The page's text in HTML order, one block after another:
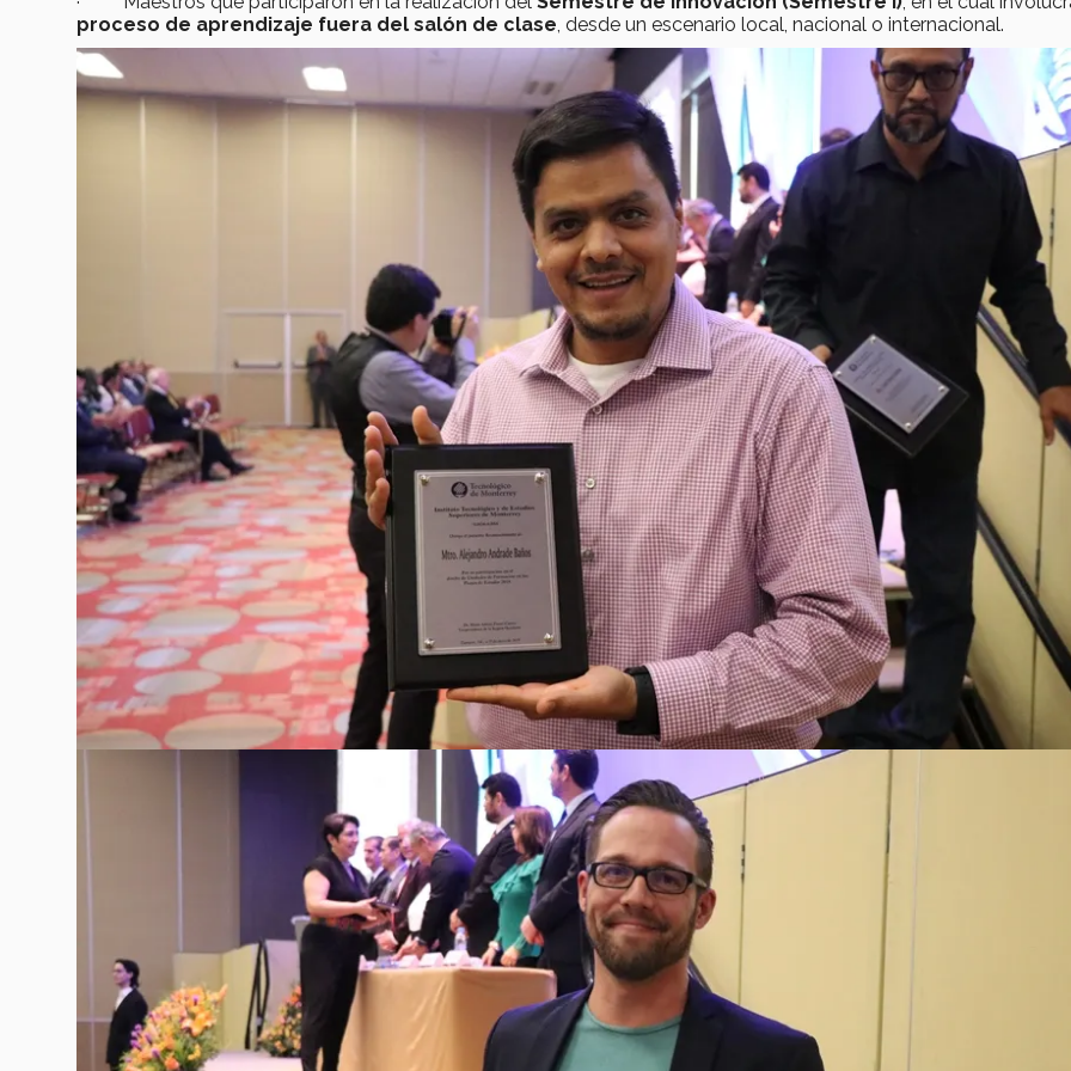
proceso de aprendizaje fuera del salón de clase, desde un escenario local, nacional o internacional.